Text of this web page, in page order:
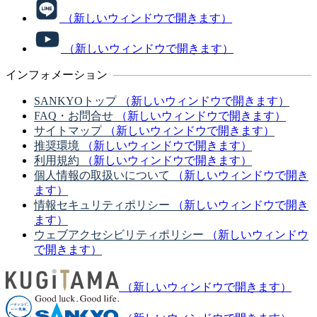
（新しいウィンドウで開きます）
（新しいウィンドウで開きます）
インフォメーション
SANKYOトップ
（新しいウィンドウで開きます）
FAQ・お問合せ
（新しいウィンドウで開きます）
サイトマップ
（新しいウィンドウで開きます）
推奨環境
（新しいウィンドウで開きます）
利用規約
（新しいウィンドウで開きます）
個人情報の取扱いについて
（新しいウィンドウで開き
ます）
情報セキュリティポリシー
（新しいウィンドウで開き
ます）
ウェブアクセシビリティポリシー
（新しいウィンドウ
で開きます）
（新しいウィンドウで開きます）